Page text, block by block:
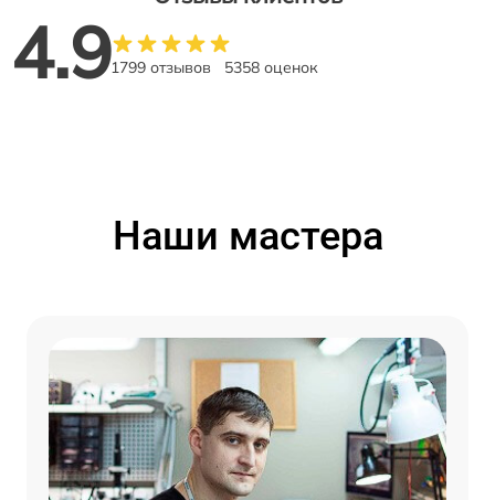
4.91799 отзывов 5358 оценок
Наши мастера